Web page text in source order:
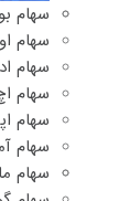
سهام
سهام
سهام
سهام
سهام
سهام
سهام